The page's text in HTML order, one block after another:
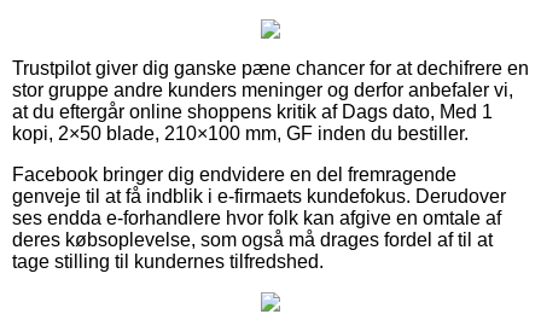
Trustpilot giver dig ganske pæne chancer for at dechifrere en
stor gruppe andre kunders meninger og derfor anbefaler vi,
at du eftergår online shoppens kritik af Dags dato, Med 1
kopi, 2×50 blade, 210×100 mm, GF inden du bestiller.
Facebook bringer dig endvidere en del fremragende
genveje til at få indblik i e-firmaets kundefokus. Derudover
ses endda e-forhandlere hvor folk kan afgive en omtale af
deres købsoplevelse, som også må drages fordel af til at
tage stilling til kundernes tilfredshed.